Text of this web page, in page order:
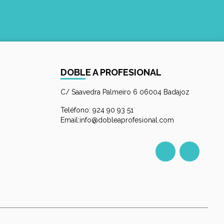
DOBLE A PROFESIONAL
C/ Saavedra Palmeiro 6 06004 Badajoz
Teléfono: 924 90 93 51
Email:info@dobleaprofesional.com
Facebook